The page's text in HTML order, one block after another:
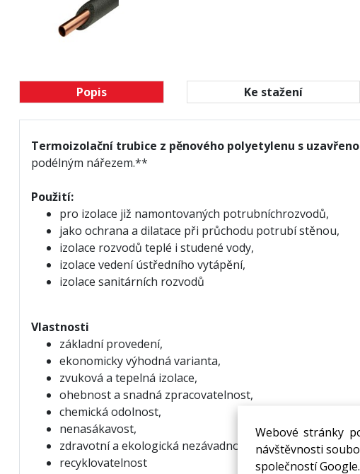
Webové stránky
návštěvnosti
společností
Popis Ke stažení
Termoizolační trubice z pěnového polyetylenu s
podélným nářezem.**
Použití:
pro izolace již namontovaných potrubníchrozvodů,
jako ochrana a dilatace při průchodu potrubí stěnou,
izolace rozvodů teplé i studené vody,
izolace vedení ústředního vytápění,
izolace sanitárních rozvodů
Vlastnosti
základní provedení,
ekonomicky výhodná varianta,
zvuková a tepelná izolace,
ohebnost a snadná zpracovatelnost,
chemická odolnost,
nenasákavost,
zdravotní a ekologická nezávadnost,
recyklovatelnost